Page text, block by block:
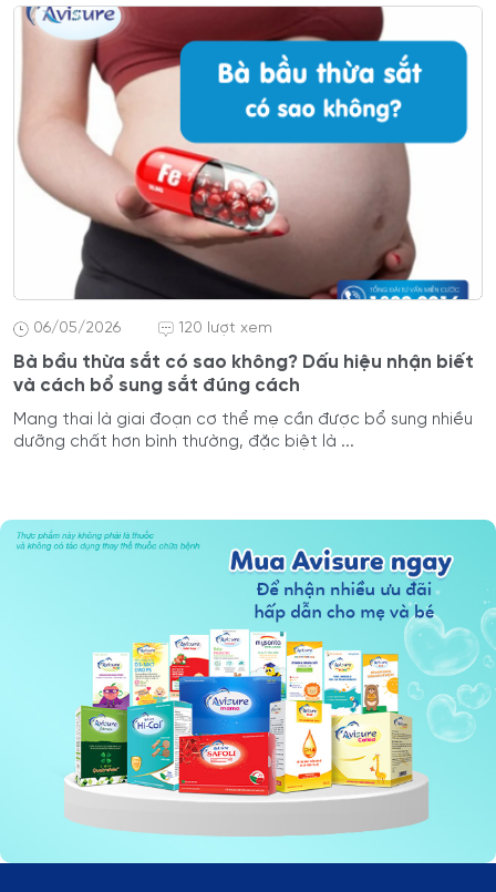
06/05/2026 120 lượt xem
Bà bầu thừa sắt có sao không? Dấu hiệu nhận biết
và cách bổ sung sắt đúng cách
Mang thai là giai đoạn cơ thể mẹ cần được bổ sung nhiều
dưỡng chất hơn bình thường, đặc biệt là ...